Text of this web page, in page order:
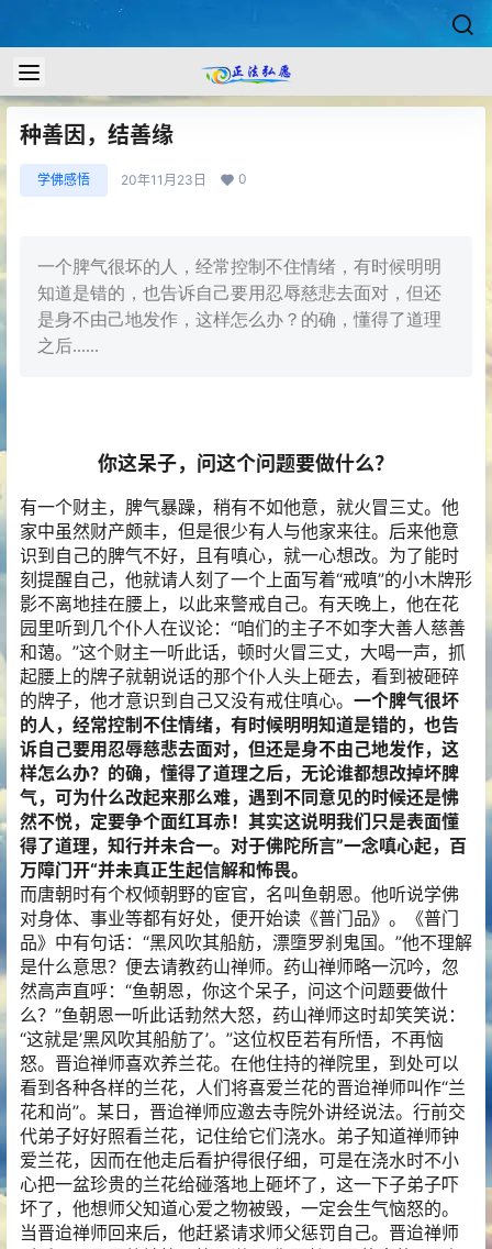
种善因，结善缘
学佛感悟 20年11月23日 0
一个脾气很坏的人，经常控制不住情绪，有时候明明
知道是错的，也告诉自己要用忍辱慈悲去面对，但还
是身不由己地发作，这样怎么办？的确，懂得了道理
之后......
你这呆子，问这个问题要做什么？
有一个财主，脾气暴躁，稍有不如他意，就火冒三丈。他
家中虽然财产颇丰，但是很少有人与他家来往。后来他意
识到自己的脾气不好，且有嗔心，就一心想改。为了能时
刻提醒自己，他就请人刻了一个上面写着“戒嗔”的小木牌形
影不离地挂在腰上，以此来警戒自己。有天晚上，他在花
园里听到几个仆人在议论：“咱们的主子不如李大善人慈善
和蔼。”这个财主一听此话，顿时火冒三丈，大喝一声，抓
起腰上的牌子就朝说话的那个仆人头上砸去，看到被砸碎
的牌子，他才意识到自己又没有戒住嗔心。 一个脾气很坏
的人，经常控制不住情绪，有时候明明知道是错的，也告
诉自己要用忍辱慈悲去面对，但还是身不由己地发作，这
样怎么办？的确，懂得了道理之后，无论谁都想改掉坏脾
气，可为什么改起来那么难，遇到不同意见的时候还是怫
然不悦，定要争个面红耳赤！其实这说明我们只是表面懂
得了道理，知行并未合一。对于佛陀所言”一念嗔心起，百
万障门开“并未真正生起信解和怖畏。
而唐朝时有个权倾朝野的宦官，名叫鱼朝恩。他听说学佛
对身体、事业等都有好处，便开始读《普门品》。《普门
品》中有句话：“黑风吹其船舫，漂墮罗刹鬼国。”他不理解
是什么意思？便去请教药山禅师。药山禅师略一沉吟，忽
然高声直呼：“鱼朝恩，你这个呆子，问这个问题要做什
么？”鱼朝恩一听此话勃然大怒，药山禅师这时却笑笑说：
“这就是’黑风吹其船舫了’。”这位权臣若有所悟，不再恼
怒。晋迨禅师喜欢养兰花。在他住持的禅院里，到处可以
看到各种各样的兰花，人们将喜爱兰花的晋迨禅师叫作“兰
花和尚”。某日，晋迨禅师应邀去寺院外讲经说法。行前交
代弟子好好照看兰花，记住给它们浇水。弟子知道禅师钟
爱兰花，因而在他走后看护得很仔细，可是在浇水时不小
心把一盆珍贵的兰花给碰落地上砸坏了，这一下子弟子吓
坏了，他想师父知道心爱之物被毁，一定会生气恼怒的。
当晋迨禅师回来后，他赶紧请求师父惩罚自己。晋迨禅师